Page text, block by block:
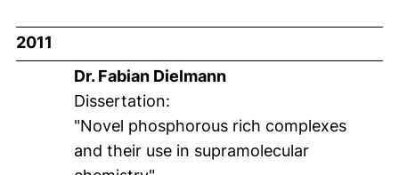
2011
Dr. Fabian Dielmann
Dissertation:
"Novel phosphorous rich complexes
and their use in supramolecular